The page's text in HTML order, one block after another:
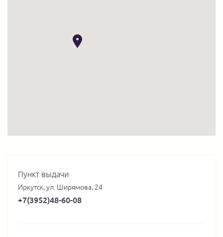
Пункт выдачи
Иркутск, ул. Ширямова, 24
+7(3952)48-60-08